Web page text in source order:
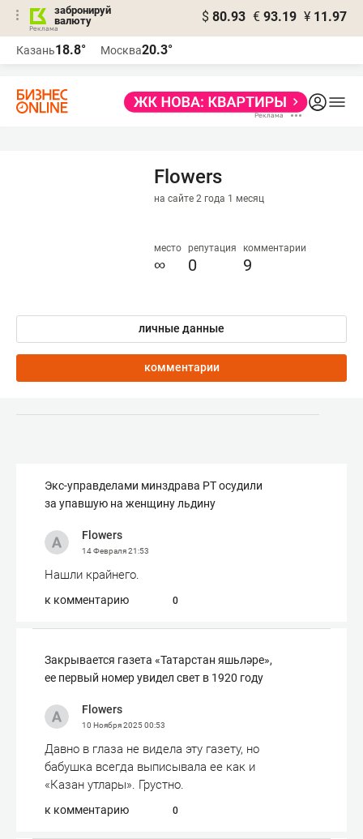
забронируй
валюту
$ 80.93 € 93.19 ¥ 11.97
Казань18.8° Москва20.3°
Flowers
на сайте 2 года 1 месяц
место
∞
репутация
0
комментарии
9
личные данные
комментарии
Экс-управделами минздрава РТ осудили
за упавшую на женщину льдину
Flowers
14 Февраля21:53
Нашли крайнего.
к комментарию 0
Закрывается газета «Татарстан яшьләре»,
ее первый номер увидел свет в 1920 году
Flowers
10 Ноября 202500:53
Давно в глаза не видела эту газету, но
бабушка всегда выписывала ее как и
«Казан утлары». Грустно.
к комментарию 0